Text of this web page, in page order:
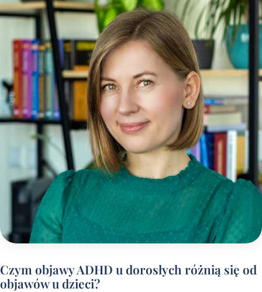
Czym objawy ADHD u dorosłych różnią się od
objawów u dzieci?